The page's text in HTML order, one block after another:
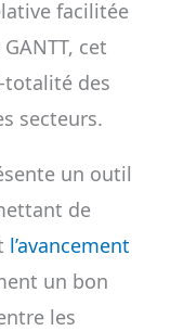
facilitée
cet
des
secteurs.
un outil
de
l’avancement
un bon
les